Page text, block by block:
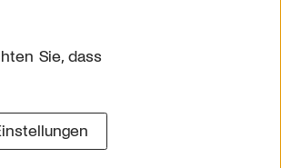
Sie, dass